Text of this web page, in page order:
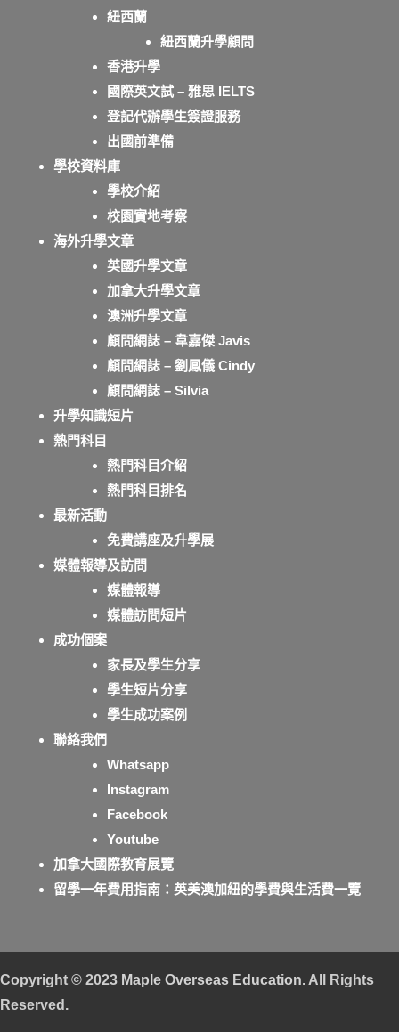
紐西蘭
紐西蘭升學顧問
香港升學
國際英文試 – 雅思 IELTS
登記代辦學生簽證服務
出國前準備
學校資料庫
學校介紹
校園實地考察
海外升學文章
英國升學文章
加拿大升學文章
澳洲升學文章
顧問網誌 – 韋嘉傑 Javis
顧問網誌 – 劉鳳儀 Cindy
顧問網誌 – Silvia
升學知識短片
熱門科目
熱門科目介紹
熱門科目排名
最新活動
免費講座及升學展
媒體報導及訪問
媒體報導
媒體訪問短片
成功個案
家長及學生分享
學生短片分享
學生成功案例
聯絡我們
Whatsapp
Instagram
Facebook
Youtube
加拿大國際教育展覽
留學一年費用指南：英美澳加紐的學費與生活費一覽
Copyright © 2023 Maple Overseas Education. All Rights
Reserved.